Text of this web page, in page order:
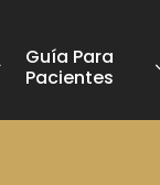
Guía Para
Pacientes